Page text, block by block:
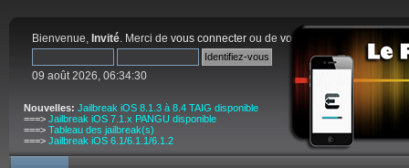
Bienvenue, Invité. Merci de vous connecter ou de vous inscrire
09 août 2026, 06:34:30
Nouvelles: Jailbreak iOS 8.1.3 à 8.4 TAIG disponible
===> Jailbreak iOS 7.1.x PANGU disponible
===> Tableau des jailbreak(s)
===> Jailbreak iOS 6.1/6.1.1/6.1.2